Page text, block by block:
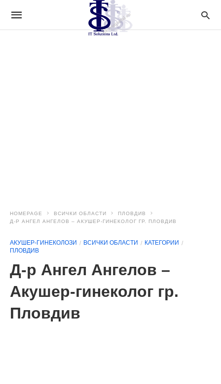
HOMEPAGE ВСИЧКИ ОБЛАСТИ
ПЛОВДИВ
Д-Р АНГЕЛ АНГЕЛОВ – АКУШЕР-ГИНЕКОЛОГ ГР. ПЛОВДИВ
АКУШЕР-ГИНЕКОЛОЗИ ВСИЧКИ ОБЛАСТИ
КАТЕГОРИИ
ПЛОВДИВ
Д-р Ангел Ангелов –
Акушер-гинеколог гр.
Пловдив